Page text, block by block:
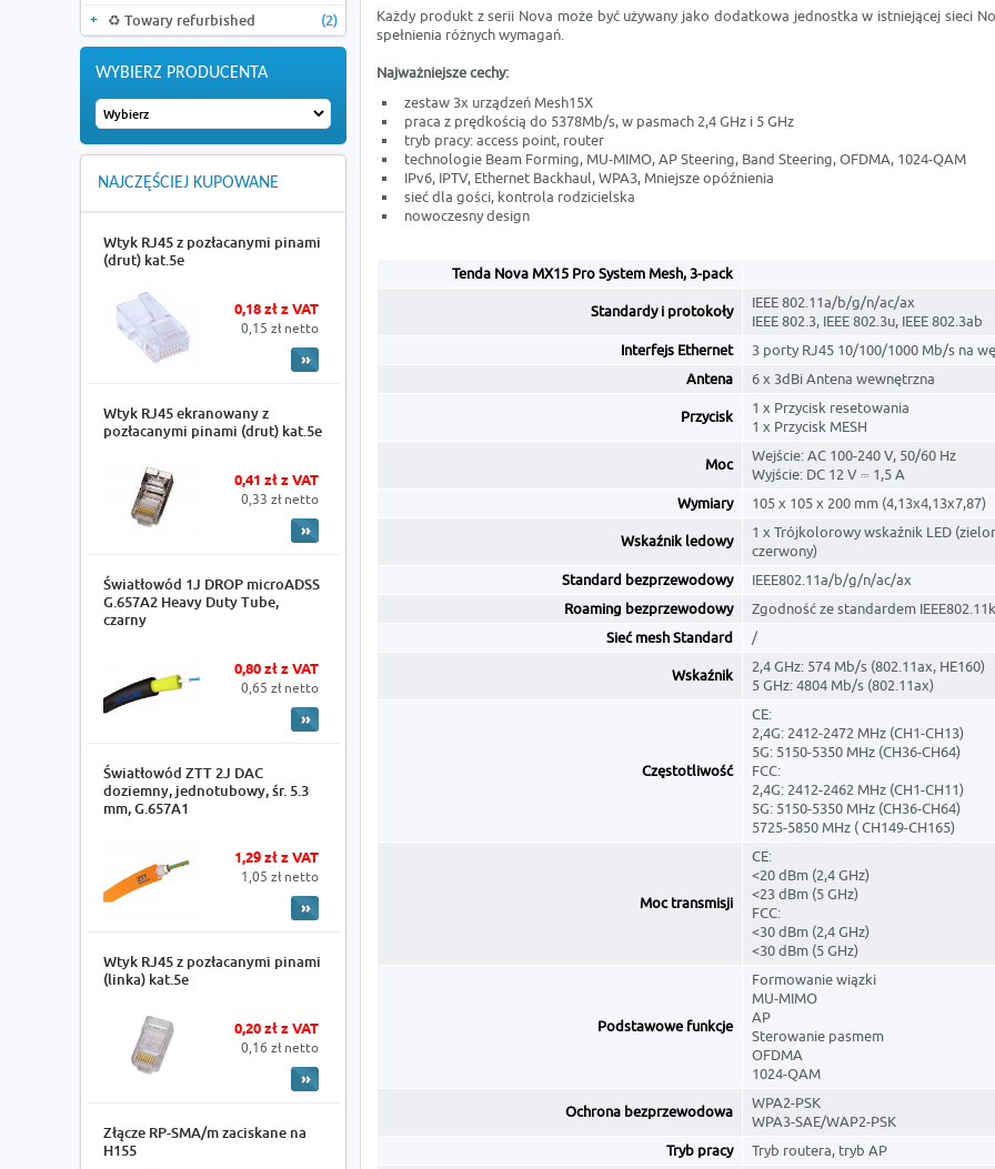
♻️ Towary refurbished
(2)
WYBIERZ PRODUCENTA
NAJCZĘŚCIEJ KUPOWANE
Wtyk RJ45 z pozłacanymi pinami
(drut) kat.5e
0,18 zł z VAT
0,15 zł netto
Wtyk RJ45 ekranowany z
pozłacanymi pinami (drut) kat.5e
0,41 zł z VAT
0,33 zł netto
Światłowód 1J DROP microADSS
G.657A2 Heavy Duty Tube,
czarny
0,80 zł z VAT
0,65 zł netto
Światłowód ZTT 2J DAC
doziemny, jednotubowy, śr. 5.3
mm, G.657A1
1,29 zł z VAT
1,05 zł netto
Wtyk RJ45 z pozłacanymi pinami
(linka) kat.5e
0,20 zł z VAT
0,16 zł netto
Złącze RP-SMA/m zaciskane na
H155
Każdy produkt z serii Nova może być używany jako dodatkowa jednostka w istniejącej sieci
spełnienia różnych wymagań.
Najważniejsze cechy:
zestaw 3x urządzeń Mesh15X
praca z prędkością do 5378Mb/s, w pasmach 2,4 GHz i 5 GHz
tryb pracy: access point, router
technologie Beam Forming, MU-MIMO, AP Steering, Band Steering, OFDMA, 1024-QAM
IPv6, IPTV, Ethernet Backhaul, WPA3, Mniejsze opóźnienia
sieć dla gości, kontrola rodzicielska
nowoczesny design
Tenda Nova MX15 Pro System Mesh, 3-pack
Standardy i protokoły
IEEE 802.11a/b/g/n/ac/ax
IEEE 802.3, IEEE 802.3u, IEEE 802.3ab
Interfejs Ethernet
3 porty RJ45 10/100/1000 Mb/s na
Antena
6 x 3dBi Antena wewnętrzna
Przycisk
1 x Przycisk resetowania
1 x Przycisk MESH
Moc
Wejście: AC 100-240 V, 50/60 Hz
Wyjście: DC 12 V ⎓ 1,5 A
Wymiary
105 x 105 x 200 mm (4,13x4,13x7,87)
Wskaźnik ledowy
1 x Trójkolorowy wskaźnik LED
czerwony)
Standard bezprzewodowy
IEEE802.11a/b/g/n/ac/ax
Roaming bezprzewodowy
Zgodność ze standardem
Sieć mesh Standard
/
Wskaźnik
2,4 GHz: 574 Mb/s (802.11ax, HE160)
5 GHz: 4804 Mb/s (802.11ax)
Częstotliwość
CE:
2,4G: 2412-2472 MHz (CH1-CH13)
5G: 5150-5350 MHz (CH36-CH64)
FCC:
2,4G: 2412-2462 MHz (CH1-CH11)
5G: 5150-5350 MHz (CH36-CH64)
5725-5850 MHz ( CH149-CH165)
Moc transmisji
CE:
<20 dBm (2,4 GHz)
<23 dBm (5 GHz)
FCC:
<30 dBm (2,4 GHz)
<30 dBm (5 GHz)
Podstawowe funkcje
Formowanie wiązki
MU-MIMO
AP
Sterowanie pasmem
OFDMA
1024-QAM
Ochrona bezprzewodowa
WPA2-PSK
WPA3-SAE/WAP2-PSK
Tryb pracy
Tryb routera, tryb AP